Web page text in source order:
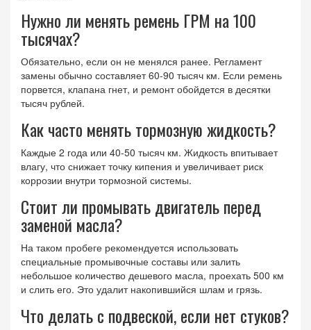
Нужно ли менять ремень ГРМ на 100
тысячах?
Обязательно, если он не менялся ранее. Регламент
замены обычно составляет 60-90 тысяч км. Если ремень
порвется, клапана гнет, и ремонт обойдется в десятки
тысяч рублей.
Как часто менять тормозную жидкость?
Каждые 2 года или 40-50 тысяч км. Жидкость впитывает
влагу, что снижает точку кипения и увеличивает риск
коррозии внутри тормозной системы.
Стоит ли промывать двигатель перед
заменой масла?
На таком пробеге рекомендуется использовать
специальные промывочные составы или залить
небольшое количество дешевого масла, проехать 500 км
и слить его. Это удалит накопившийся шлам и грязь.
Что делать с подвеской, если нет стуков?